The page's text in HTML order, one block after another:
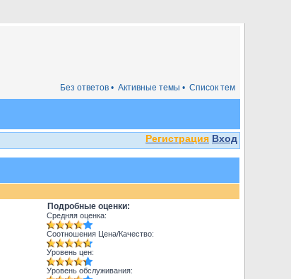
Список тем
Активные темы •
Без ответов •
Регистрация Вход
Подробные оценки:
Средняя оценка:
Соотношения Цена/Качество:
Уровень цен:
Уровень обслуживания: